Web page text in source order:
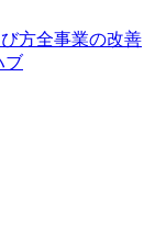
方全事業の改善
ブ